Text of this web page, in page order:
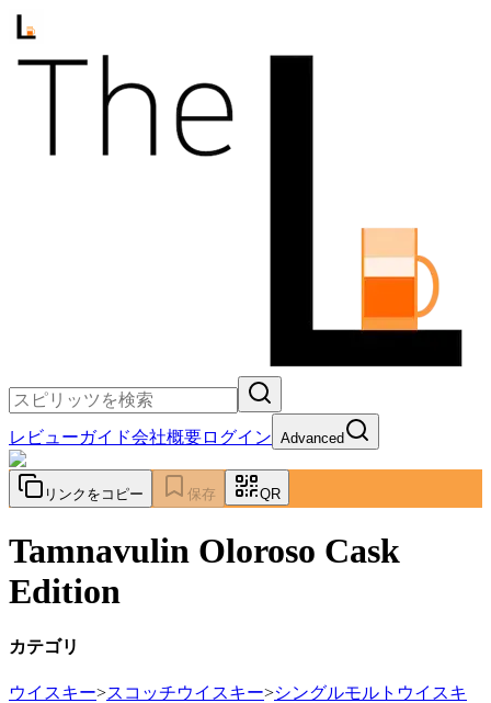
レビューガイド会社概要ログイン Advanced
リンクをコピー 保存 QR
Tamnavulin Oloroso Cask
Edition
カテゴリ
ウイスキー>スコッチウイスキー>シングルモルトウイスキ